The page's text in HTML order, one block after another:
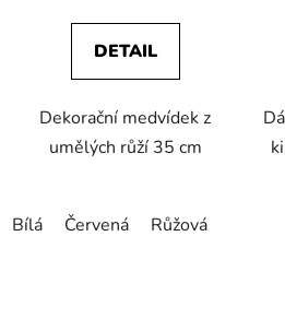
DETAIL
Dekorační medvídek z
umělých růží 35 cm
Bílá Červená Růžová